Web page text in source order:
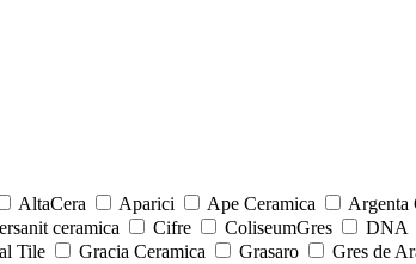
AltaCera Aparici Ape Ceramica Argenta
ceramica Cifre ColiseumGres DNA
Tile Gracia Ceramica Grasaro Gres de